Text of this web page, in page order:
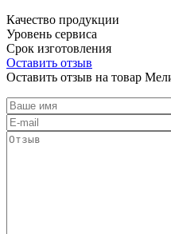
Качество продукции
Уровень сервиса
Срок изготовления
Оставить отзыв
Оставить отзыв на товар